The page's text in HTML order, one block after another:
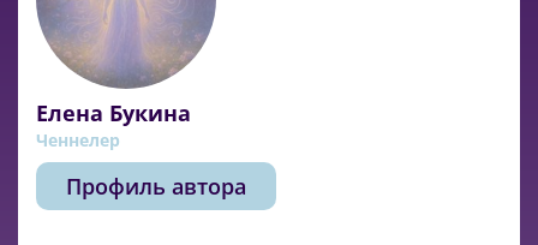
Елена Букина
Ченнелер
Профиль автора